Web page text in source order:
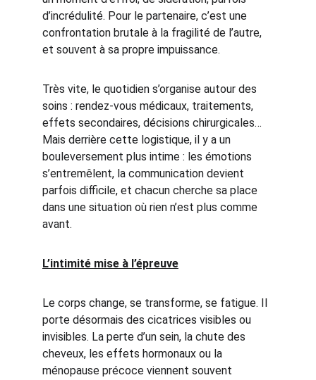
d’incrédulité. Pour le partenaire, c’est une
confrontation brutale à la fragilité de l’autre,
et souvent à sa propre impuissance.
Très vite, le quotidien s’organise autour des
soins : rendez-vous médicaux, traitements,
effets secondaires, décisions chirurgicales…
Mais derrière cette logistique, il y a un
bouleversement plus intime : les émotions
s’entremêlent, la communication devient
parfois difficile, et chacun cherche sa place
dans une situation où rien n’est plus comme
avant.
L’intimité mise à l’épreuve
Le corps change, se transforme, se fatigue. Il
porte désormais des cicatrices visibles ou
invisibles. La perte d’un sein, la chute des
cheveux, les effets hormonaux ou la
ménopause précoce viennent souvent